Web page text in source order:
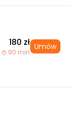
180 zł
90 min
Umów